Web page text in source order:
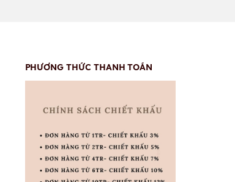
PHƯƠNG THỨC THANH TOÁN